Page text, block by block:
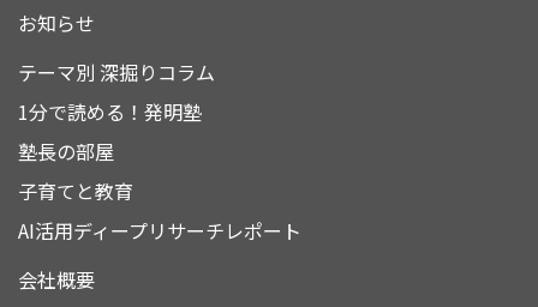
お知らせ
テーマ別 深掘りコラム
1分で読める！発明塾
塾長の部屋
子育てと教育
AI活用ディープリサーチレポート
会社概要